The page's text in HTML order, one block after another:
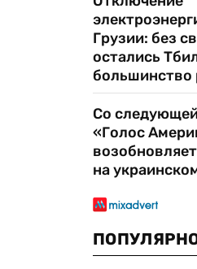
Грузии: без
остались
большинство
Со
«Голос
на